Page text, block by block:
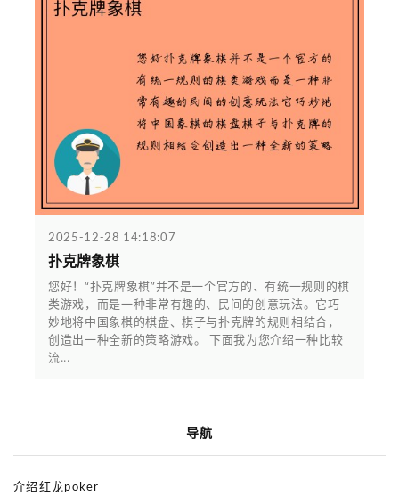
2025-12-28 14:18:07
扑克牌象棋
您好！“扑克牌象棋”并不是一个官方的、有统一规则的棋
类游戏，而是一种非常有趣的、民间的创意玩法。它巧
妙地将中国象棋的棋盘、棋子与扑克牌的规则相结合，
创造出一种全新的策略游戏。 下面我为您介绍一种比较
流...
导航
介绍红龙poker